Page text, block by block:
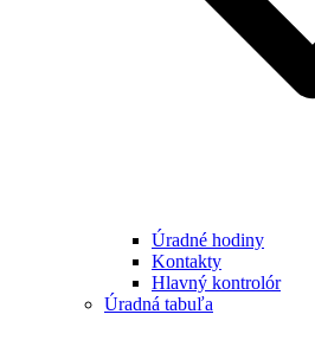
Úradné hodiny
Kontakty
Hlavný kontrolór
Úradná tabuľa